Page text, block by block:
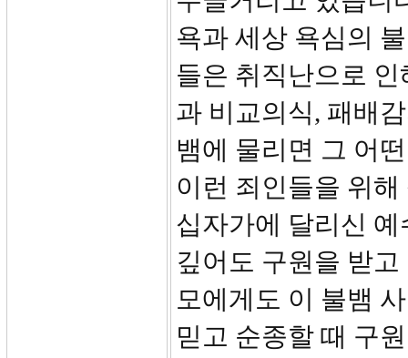
욕과 세상 욕심의
들은 취직난으로
과 비교의식, 패배
뱀에 물리면 그 어
이런 죄인들을 위
십자가에 달리신
깊어도 구원을 받
모에게도 이 불뱀
믿고 순종할 때 구